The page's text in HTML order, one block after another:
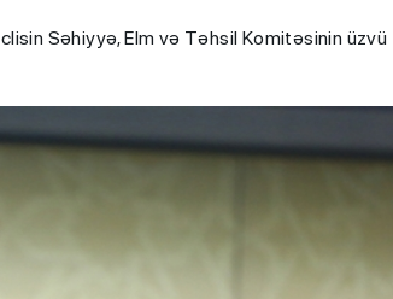
Səhiyyə, Elm və Təhsil Komitəsinin üzvü